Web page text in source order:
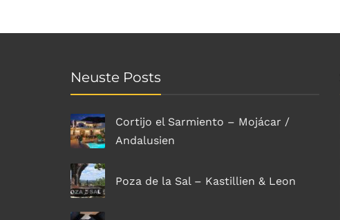
Neuste Posts
Cortijo el Sarmiento – Mojácar /
Andalusien
Poza de la Sal – Kastillien & Leon